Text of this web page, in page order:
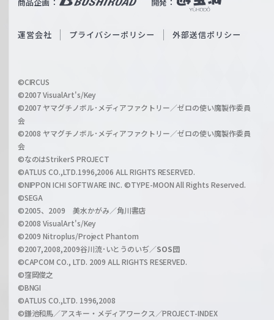
ß
c
a
r
z
O
i
l
h
a
n
l
運営会社 プライバシーポリシー 外部送信ポリシー
©CIRCUS
©2007 VisualArt's/Key
©2007 ヤマグチノボル･メディアファクトリー／ゼロの使い魔製作委員
会
©2008 ヤマグチノボル･メディアファクトリー／ゼロの使い魔製作委員
会
©なのはStrikerS PROJECT
©ATLUS CO.,LTD.1996,2006 ALL RIGHTS RESERVED.
©NIPPON ICHI SOFTWARE INC. ©TYPE-MOON All Rights Reserved.
©SEGA
©2005、2009 美水かがみ／角川書店
©2008 VisualArt's/Key
©2009 Nitroplus/Project Phantom
©2007,2008,2009谷川流･いとうのいぢ／SOS団
©CAPCOM CO., LTD. 2009 ALL RIGHTS RESERVED.
©窪岡俊之
©BNGI
©ATLUS CO.,LTD. 1996,2008
©鎌池和馬／アスキー・メディアワークス／PROJECT-INDEX